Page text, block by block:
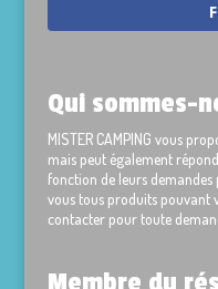
Qui sommes-
MISTER CAMPING vous
mais peut également
fonction de leurs
vous tous produits pouvant
contacter pour toute
Membre du